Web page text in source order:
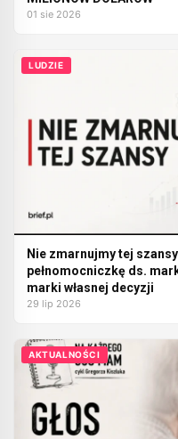
01 sie 2026
LUDZIE
Nie zmarnujmy tej
pełnomocniczkę ds.
marki własnej decyzji
29 lip 2026
AKTUALNOŚCI